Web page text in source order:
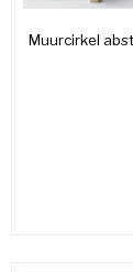
Muurcirkel